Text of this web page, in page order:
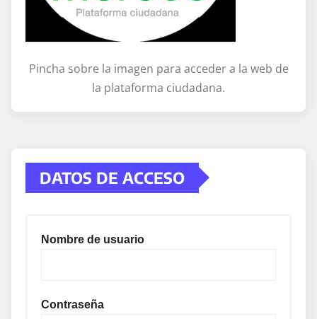
Pincha sobre la imagen para acceder a la web de
la plataforma ciudadana.
DATOS DE ACCESO
Nombre de usuario
Contraseña